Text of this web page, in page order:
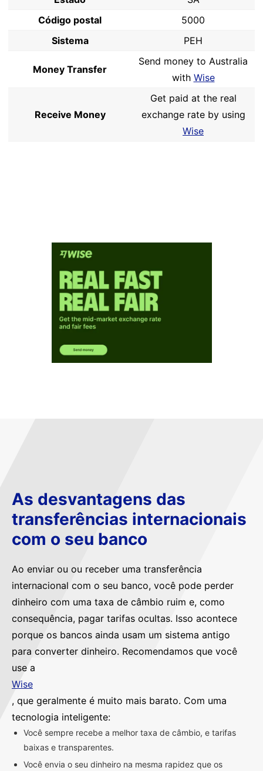
Código postal
5000
Sistema
PEH
Money Transfer
Send money to Australia
with Wise
Receive Money
Get paid at the real
exchange rate by using
Wise
As desvantagens das
transferências internacionais
com o seu banco
Ao enviar ou ou receber uma transferência
internacional com o seu banco, você pode perder
dinheiro com uma taxa de câmbio ruim e, como
consequência, pagar tarifas ocultas. Isso acontece
porque os bancos ainda usam um sistema antigo
para converter dinheiro. Recomendamos que você
use a
Wise
, que geralmente é muito mais barato. Com uma
tecnologia inteligente:
Você sempre recebe a melhor taxa de câmbio, e tarifas
baixas e transparentes.
Você envia o seu dinheiro na mesma rapidez que os